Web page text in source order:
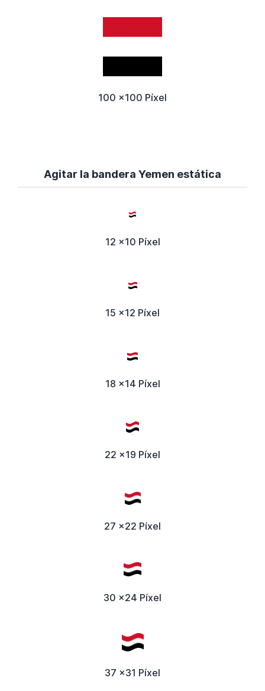
100 x100 Píxel
Agitar la bandera Yemen estática
12 x10 Píxel
15 x12 Píxel
18 x14 Píxel
22 x19 Píxel
27 x22 Píxel
30 x24 Píxel
37 x31 Píxel